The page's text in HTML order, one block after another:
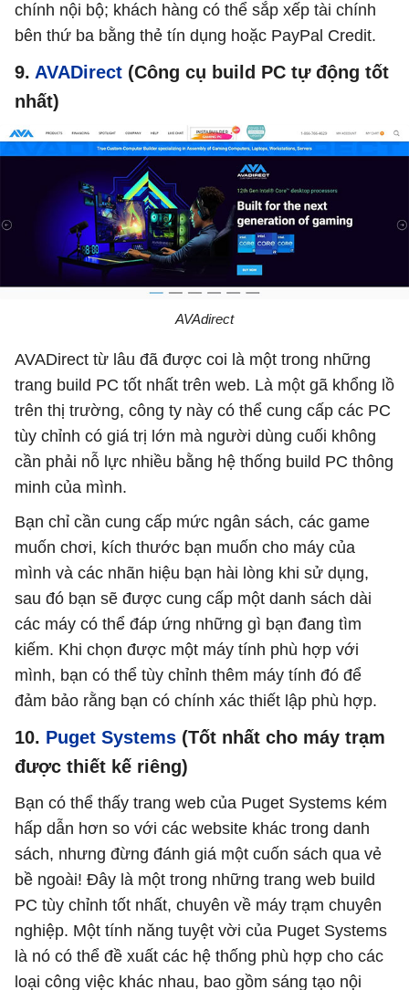
chính nội bộ; khách hàng có thể sắp xếp tài chính
bên thứ ba bằng thẻ tín dụng hoặc PayPal Credit.
9. AVADirect (Công cụ build PC tự động tốt
nhất)
AVAdirect
AVADirect từ lâu đã được coi là một trong những
trang build PC tốt nhất trên web. Là một gã khổng lồ
trên thị trường, công ty này có thể cung cấp các PC
tùy chỉnh có giá trị lớn mà người dùng cuối không
cần phải nỗ lực nhiều bằng hệ thống build PC thông
minh của mình.
Bạn chỉ cần cung cấp mức ngân sách, các game
muốn chơi, kích thước bạn muốn cho máy của
mình và các nhãn hiệu bạn hài lòng khi sử dụng,
sau đó bạn sẽ được cung cấp một danh sách dài
các máy có thể đáp ứng những gì bạn đang tìm
kiếm. Khi chọn được một máy tính phù hợp với
mình, bạn có thể tùy chỉnh thêm máy tính đó để
đảm bảo rằng bạn có chính xác thiết lập phù hợp.
10. Puget Systems (Tốt nhất cho máy trạm
được thiết kế riêng)
Bạn có thể thấy trang web của Puget Systems kém
hấp dẫn hơn so với các website khác trong danh
sách, nhưng đừng đánh giá một cuốn sách qua vẻ
bề ngoài! Đây là một trong những trang web build
PC tùy chỉnh tốt nhất, chuyên về máy trạm chuyên
nghiệp. Một tính năng tuyệt vời của Puget Systems
là nó có thể đề xuất các hệ thống phù hợp cho các
loại công việc khác nhau, bao gồm sáng tạo nội